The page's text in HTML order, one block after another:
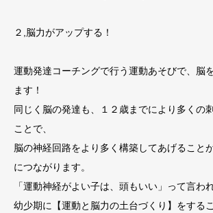
２,脳力がアップする！
運動発達コーチングで行う運動あそびで、脳
ます！
同じく脳の発達も、１２歳までにより多くの
ことで、
脳の神経回路をより多く構築してあげること
につながります。
「運動神経がよい子は、頭もいい」って言わ
幼少期に【運動と脳力の土台づくり】をする